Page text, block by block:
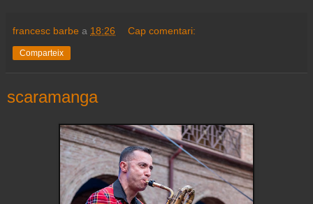
francesc barbe a 18:26 Cap comentari:
Comparteix
scaramanga